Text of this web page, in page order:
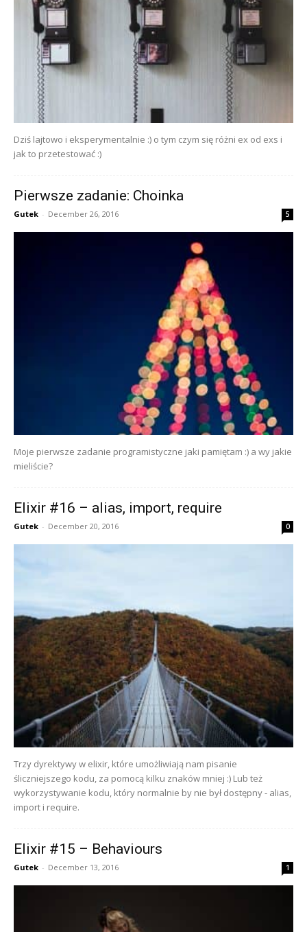
Dziś lajtowo i eksperymentalnie :) o tym czym się różni ex od exs i
jak to przetestować :)
Pierwsze zadanie: Choinka
Gutek - December 26, 2016 5
Moje pierwsze zadanie programistyczne jaki pamiętam :) a wy jakie
mieliście?
Elixir #16 – alias, import, require
Gutek - December 20, 2016 0
Trzy dyrektywy w elixir, które umożliwiają nam pisanie
śliczniejszego kodu, za pomocą kilku znaków mniej :) Lub też
wykorzystywanie kodu, który normalnie by nie był dostępny - alias,
import i require.
Elixir #15 – Behaviours
Gutek - December 13, 2016 1